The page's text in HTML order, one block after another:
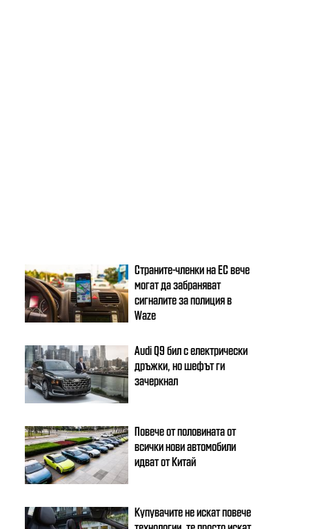
Страните-членки на ЕС вече
могат да забраняват
сигналите за полиция в
Waze
Audi Q9 бил с електрически
дръжки, но шефът ги
зачеркнал
Повече от половината от
всички нови автомобили
идват от Китай
Купувачите не искат повече